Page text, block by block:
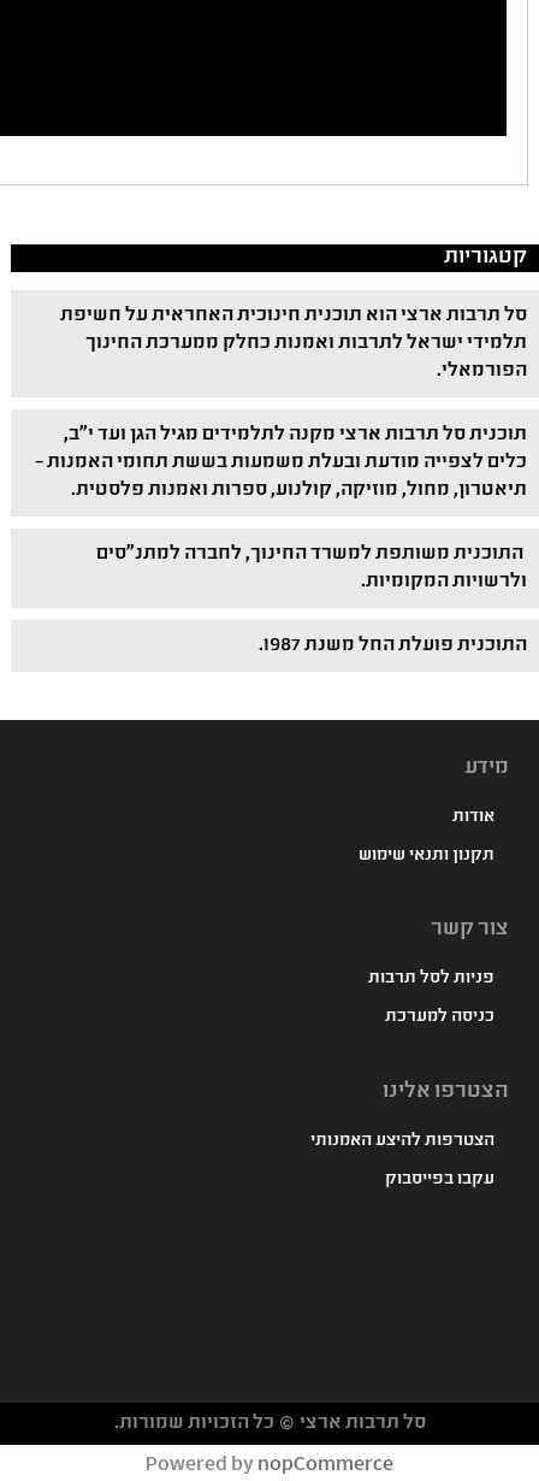
קטגוריות
סל תרבות ארצי הוא תוכנית חינוכית האחראית על חשיפת
תלמידי ישראל לתרבות ואמנות כחלק ממערכת החינוך
הפורמאלי.
תוכנית סל תרבות ארצי מקנה לתלמידים מגיל הגן ועד י"ב,
כלים לצפייה מודעת ובעלת משמעות בששת תחומי האמנות –
תיאטרון, מחול, מוזיקה, קולנוע, ספרות ואמנות פלסטית.
התוכנית משותפת למשרד החינוך, לחברה למתנ"סים
ולרשויות המקומיות.
התוכנית פועלת החל משנת 1987.
מידע
אודות
תקנון ותנאי שימוש
צור קשר
פניות לסל תרבות
כניסה למערכת
הצטרפו אלינו
הצטרפות להיצע האמנותי
עקבו בפייסבוק
סל תרבות ארצי © כל הזכויות שמורות.
Powered by nopCommerce